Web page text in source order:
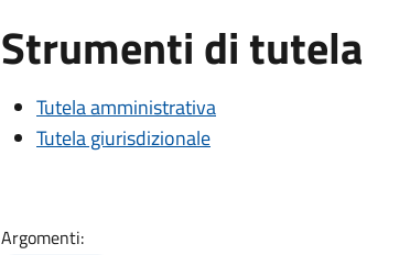
Strumenti di tutela
Tutela amministrativa
Tutela giurisdizionale
Argomenti: